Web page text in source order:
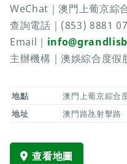
WeChat｜澳門上葡京綜
查詢電話｜(853) 8881
Email｜
主辦機構｜澳娛綜合度假
地點
澳門上葡京綜合
地址
澳門路氹射擊路
查看地圖